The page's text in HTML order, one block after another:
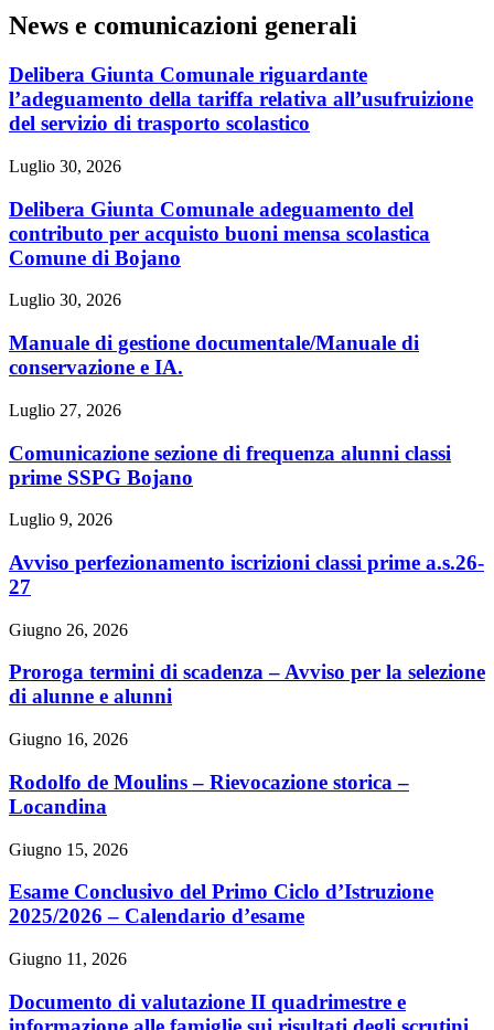
News e comunicazioni generali
Delibera Giunta Comunale riguardante
l’adeguamento della tariffa relativa all’usufruizione
del servizio di trasporto scolastico
Luglio 30, 2026
Delibera Giunta Comunale adeguamento del
contributo per acquisto buoni mensa scolastica
Comune di Bojano
Luglio 30, 2026
Manuale di gestione documentale/Manuale di
conservazione e IA.
Luglio 27, 2026
Comunicazione sezione di frequenza alunni classi
prime SSPG Bojano
Luglio 9, 2026
Avviso perfezionamento iscrizioni classi prime a.s.26-
27
Giugno 26, 2026
Proroga termini di scadenza – Avviso per la selezione
di alunne e alunni
Giugno 16, 2026
Rodolfo de Moulins – Rievocazione storica –
Locandina
Giugno 15, 2026
Esame Conclusivo del Primo Ciclo d’Istruzione
2025/2026 – Calendario d’esame
Giugno 11, 2026
Documento di valutazione II quadrimestre e